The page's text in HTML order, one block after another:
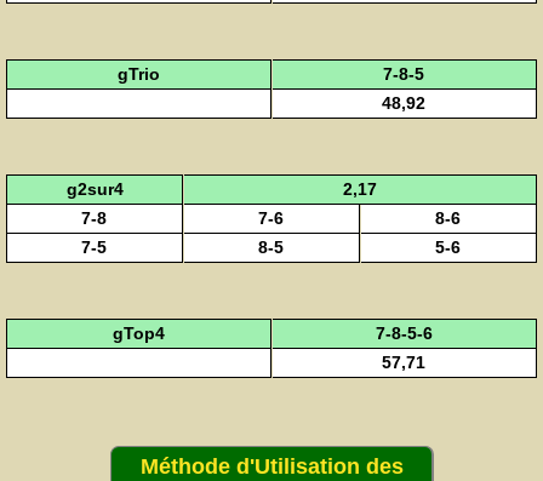
gTrio
7-8-5
48,92
g2sur4
2,17
7-8
7-6
8-6
7-5
8-5 5-6
gTop4
7-8-5-6
57,71
Méthode d'Utilisation des